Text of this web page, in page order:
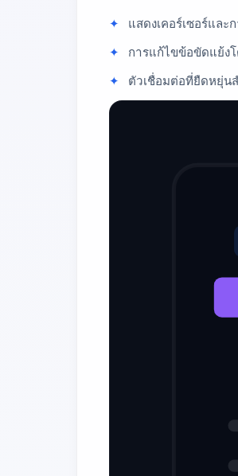
แสดงเคอร์เซอร์และ
การแก้ไขข้อขัดแย้ง
ตัวเชื่อมต่อที่ยืดหยุ่นส